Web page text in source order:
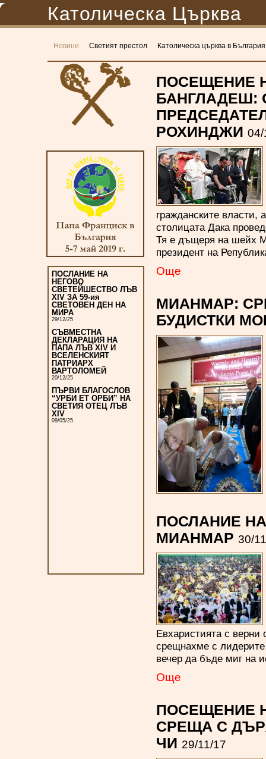
Католическа Църква
Новини Светият престол Католическа църква в България
ПОСЛАНИЕ НА
НЕГОВО
СВЕТЕЙШЕСТВО ЛЪВ
XIV ЗА 59-ия
СВЕТОВЕН ДЕН НА
МИРА
29/12/25
СЪВМЕСТНА
ДЕКЛАРАЦИЯ НА
ПАПА ЛЪВ XIV И
ВСЕЛЕНСКИЯТ
ПАТРИАРХ
ВАРТОЛОМЕЙ
20/12/25
ПЪРВИ БЛАГОСЛОВ
“УРБИ ЕТ ОРБИ” НА
СВЕТИЯ ОТЕЦ ЛЪВ
XIV
09/05/25
ПОСЕЩЕНИЕ
БАНГЛАДЕШ:
РОХИНДЖИ
гражданските власти,
столицата Дака
Тя е дъщеря на шейх
президент на
Oще
МИАНМАР:
БУДИСТКИ
ПОСЛАНИЕ
МИАНМАР 30/
Евхаристията с верни
срещнахме с
вечер да бъде миг на
Oще
ПОСЕЩЕНИЕ
СРЕЩА С
ЧИ 29/11/17